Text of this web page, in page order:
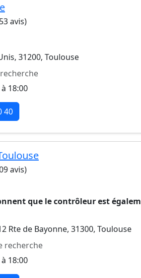
avis)
31200, Toulouse
18:00
40
avis)
que le contrôleur est
Rte de Bayonne, 31300, Toulouse
recherche
18:00